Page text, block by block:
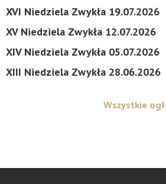
XVI Niedziela Zwykła 19.07.2026
XV Niedziela Zwykła 12.07.2026
XIV Niedziela Zwykła 05.07.2026
XIII Niedziela Zwykła 28.06.2026
Wszystkie